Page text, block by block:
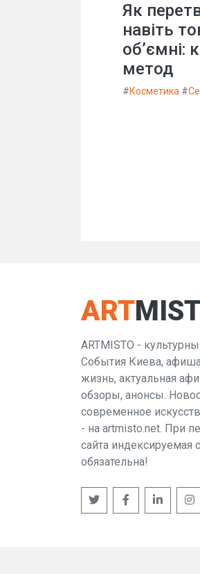
Як
навіть
об’ємні:
метод
#Косметика #
ART
ARTMISTO -
События Киева,
жизнь, актуальная
обзоры, анонсы.
современное
- на artmisto.net. При
сайта индексируемая
обязательна!